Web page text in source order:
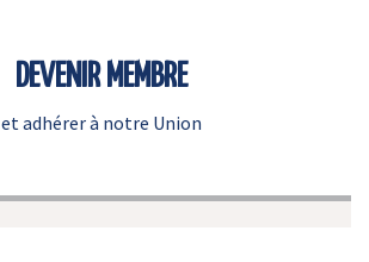
DEVENIR MEMBRE
et adhérer à notre Union